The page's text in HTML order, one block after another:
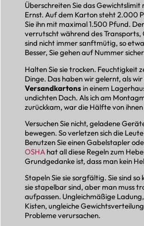
Überschreiten Sie das Gewichtslimit
Ernst. Auf dem Karton steht 2.000
Sie ihn mit maximal 1.500 Pfund.
verrutscht während des
sind nicht immer sanftmütig, so
Besser, Sie gehen auf Nummer
Halten Sie sie trocken. Feuchtigkeit
Dinge. Das haben wir gelernt, als
Versandkartons in einem
undichten Dach. Als ich am
zurückkam, war die Hälfte von
Versuchen Sie nicht, geladene
bewegen. So verletzen sich die
Benutzen Sie einen Gabelstapler
OSHA hat all diese Regeln zum
Grundgedanke ist, dass man kein
Stapeln Sie sie sorgfältig. Sie sind so
sie stapelbar sind, aber man muss
aufpassen. Ungleichmäßige
Kisten, ungleiche
Probleme verursachen.